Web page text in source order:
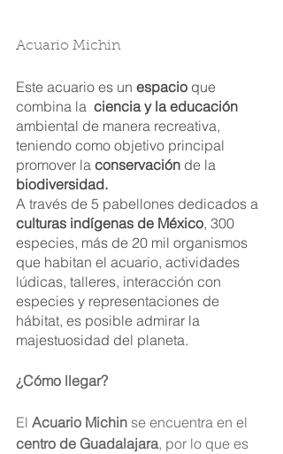
Acuario Michin
Este acuario es un espacio que
combina la ciencia y la educación
ambiental de manera recreativa,
teniendo como objetivo principal
promover la conservación de la
biodiversidad.
A través de 5 pabellones dedicados a
culturas indígenas de México, 300
especies, más de 20 mil organismos
que habitan el acuario, actividades
lúdicas, talleres, interacción con
especies y representaciones de
hábitat, es posible admirar la
majestuosidad del planeta.
¿Cómo llegar?
El Acuario Michin se encuentra en el
centro de Guadalajara, por lo que es